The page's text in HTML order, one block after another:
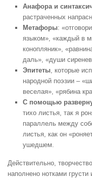
Анафора и
растраченных
Метафоры:
языком», «каждый в
конопляник»,
даль», «души
Эпитеты, которые
народной поэзии –
веселая», «рябина
С помощью
тихо листья, так я
параллель между
листья, как он
ушедшем.
Действительно,
наполнено нотками